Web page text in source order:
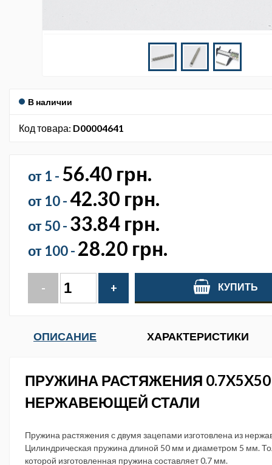
В наличии
Код товара: D00004641
от 1 - 56.40 грн.
от 10 -42.30 грн.
от 50 - 33.84 грн.
от 100 - 28.20 грн.
- + КУПИТЬ
ОПИСАНИЕ ХАРАКТЕРИСТИКИ
ПРУЖИНА РАСТЯЖЕНИЯ
НЕРЖАВЕЮЩЕЙ СТАЛИ
Пружина растяжения с двумя зацепами изготовлена из
Цилиндрическая пружина длиной 50 мм и диаметром 5 мм.
которой изготовленная пружина составляет 0.7 мм.